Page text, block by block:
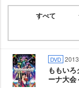
すべて
DVD
ももい
ーナ大